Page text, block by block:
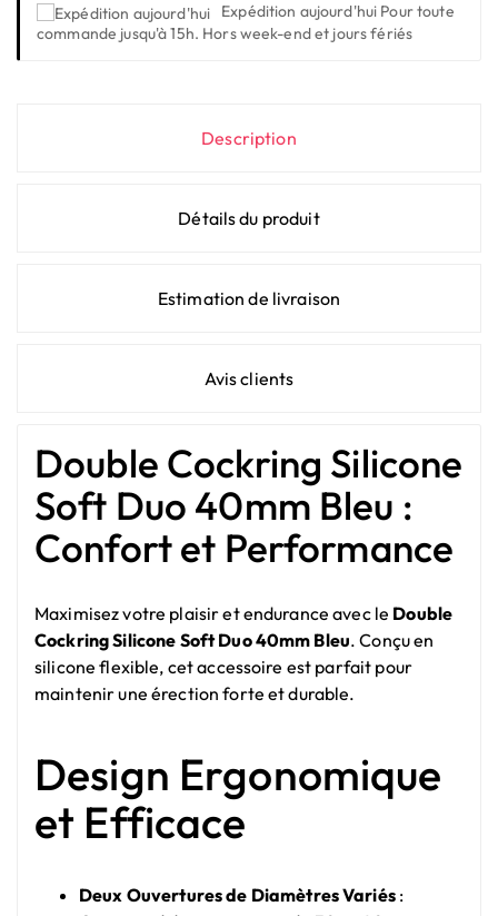
Expédition aujourd'hui Pour toute
commande jusqu'à 15h. Hors week-end et jours fériés
Description
Détails du produit
Estimation de livraison
Avis clients
Double Cockring Silicone
Soft Duo 40mm Bleu :
Confort et Performance
Maximisez votre plaisir et endurance avec le Double
Cockring Silicone Soft Duo 40mm Bleu. Conçu en
silicone flexible, cet accessoire est parfait pour
maintenir une érection forte et durable.
Design Ergonomique
et Efficace
Deux Ouvertures de Diamètres Variés: